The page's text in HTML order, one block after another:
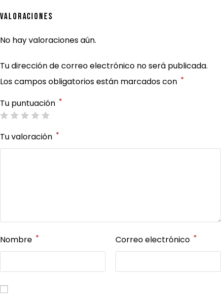
Valoraciones
No hay valoraciones aún.
Tu dirección de correo electrónico no será publicada.
Los campos obligatorios están marcados con *
Tu puntuación *
Tu valoración *
Nombre * Correo electrónico *